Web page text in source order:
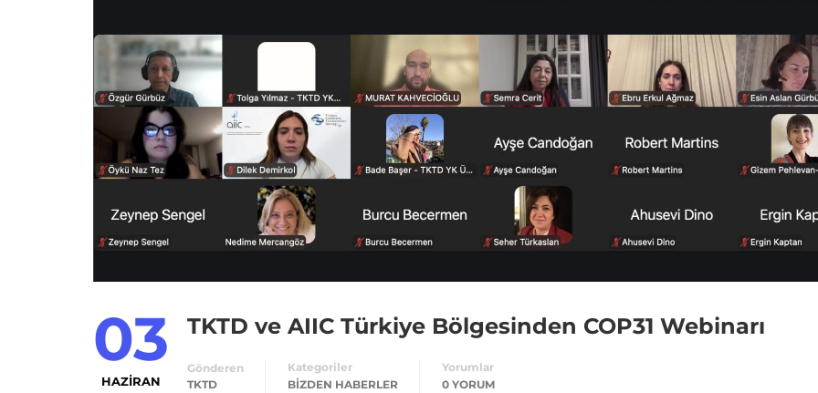
03
HAZIRAN
TKTD ve AIIC Türkiye Bölgesinden COP31 Webinarı
Gönderen
TKTD
Kategoriler
BIZDEN HABERLER
Yorumlar
0 YORUM